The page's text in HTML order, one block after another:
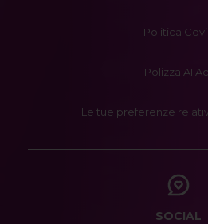
Politica
Polizza AI
Le tue preferenze
SOCIAL